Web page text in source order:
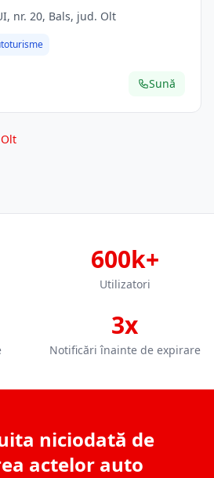
nr. 20, Bals, jud. Olt
Sună
600k+
Utilizatori
3x
Notificări înainte de expirare
niciodată de
actelor auto